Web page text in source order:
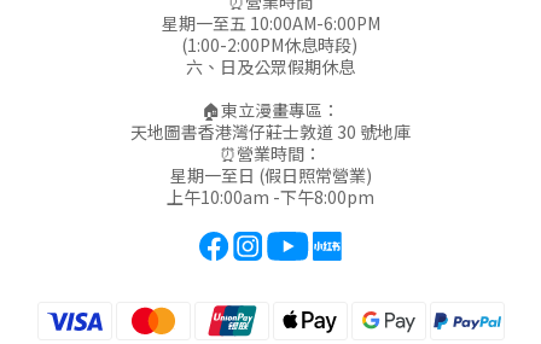
星期一至五 10:00AM-6:00PM
(1:00-2:00PM休息時段)
六、日及公眾假期休息
🏠東立漫畫專區：
天地圖書香港灣仔莊士敦道 30 號地庫
⏰營業時間：
星期一至日 (假日照常營業)
上午10:00am -下午8:00pm